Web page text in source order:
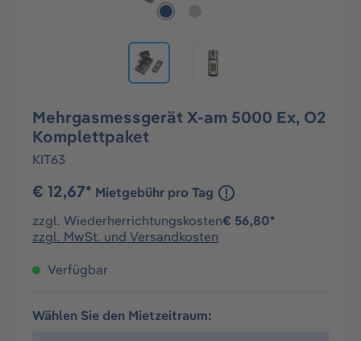
Mehrgasmessgerät X-am 5000 Ex, O2
Komplettpaket
KIT63
Mietgebühr pro Tag
€ 12,67*
zzgl. Wiederherrichtungskosten€ 56,80*
zzgl. MwSt. und Versandkosten
Verfügbar
Wählen Sie den Mietzeitraum: